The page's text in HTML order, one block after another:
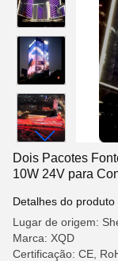
Dois Pacotes
10W 24V para
Detalhes do produto
Lugar de origem:
Marca: XQD
Certificação: CE,